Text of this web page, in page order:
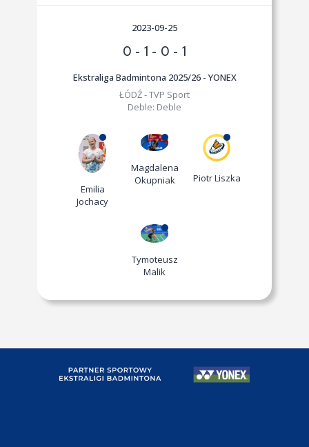
Emilia
Jochacy
Magdalena
Okupniak
Piotr Liszka
Tymoteusz
Malik
2023-09-25
0 - 1 - 0 - 1
Ekstraliga Badmintona 2025/26 - YONEX
ŁÓDŹ - TVP Sport
Deble: Deble